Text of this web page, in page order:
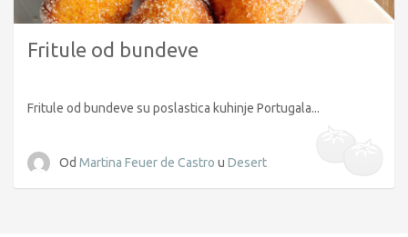
Fritule od bundeve
Fritule od bundeve su poslastica kuhinje Portugala...
Od Martina Feuer de Castro u Desert